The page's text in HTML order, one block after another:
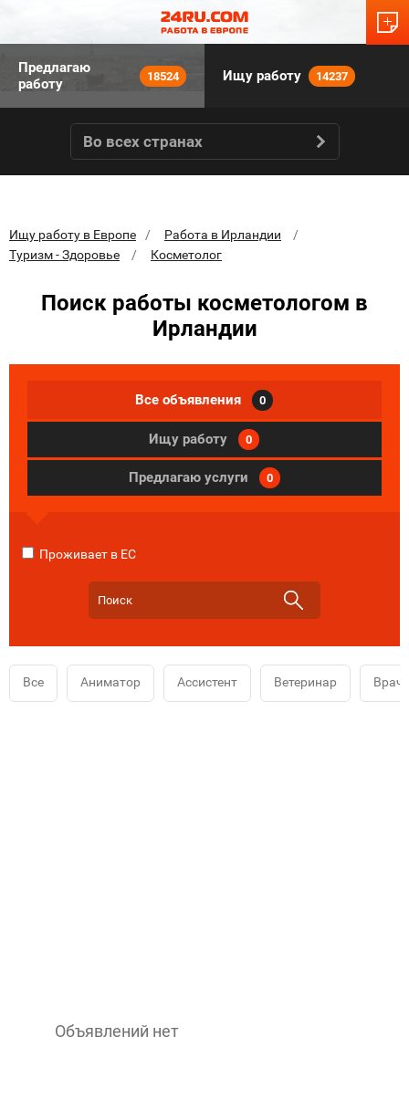
Предлагаю
работу
18524 Ищу работу 14237
Во всех странах
Ищу работу в Европе
Работа в Ирландии
Туризм - Здоровье
Косметолог
Поиск работы косметологом в
Ирландии
Все объявления 0
Ищу работу 0
Предлагаю услуги 0
Проживает в ЕС
Все Аниматор Ассистент Ветеринар Врач
Объявлений нет